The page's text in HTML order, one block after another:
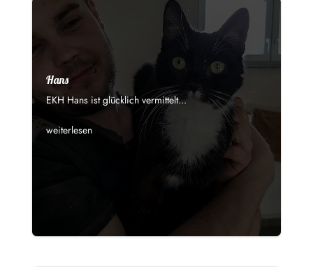
Hans
EKH Hans ist glücklich vermittelt...
weiterlesen